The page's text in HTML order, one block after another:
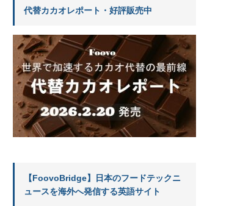
代替カカオレポート・好評販売中
【FoovoBridge】日本のフードテックニ
ュースを海外へ発信する英語サイト